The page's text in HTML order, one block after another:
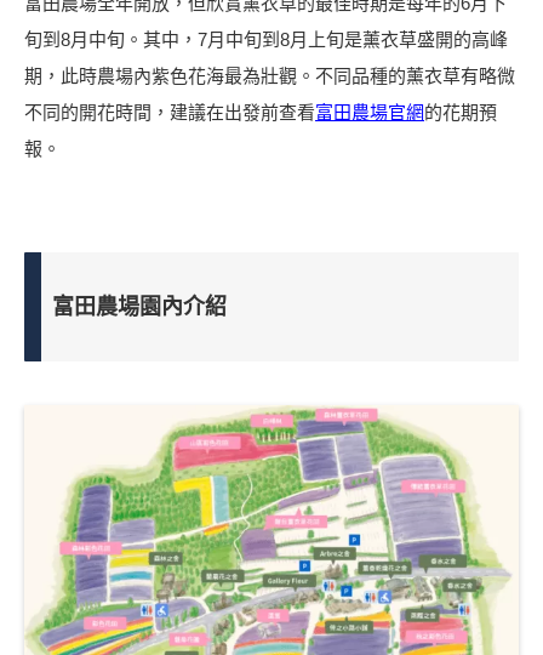
旬到8月中旬。其中，7月中旬到8月上旬是薰衣草盛開的高峰
期，此時農場內紫色花海最為壯觀。不同品種的薰衣草有略微
不同的開花時間，建議在出發前查看富田農場官網的花期預
報。
富田農場園內介紹